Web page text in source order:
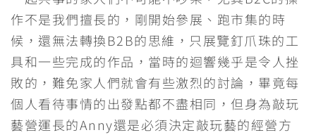
作不是我們擅長的，剛開始參展、跑市集的時
候，還無法轉換B2B的思維，只展覽釘爪珠的工
具和一些完成的作品，當時的迴響幾乎是令人挫
敗的，難免家人們就會有些激烈的討論，畢竟每
個人看待事情的出發點都不盡相同，但身為敲玩
藝營運長的Anny還是必須決定敲玩藝的經營方